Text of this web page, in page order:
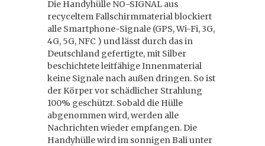
Die Handyhülle NO-SIGNAL aus
recyceltem Fallschirmmaterial blockiert
alle Smartphone-Signale (GPS, Wi-Fi, 3G,
4G, 5G, NFC ) und lässt durch das in
Deutschland gefertigte, mit Silber
beschichtete leitfähige Innenmaterial
keine Signale nach außen dringen. So ist
der Körper vor schädlicher Strahlung
100% geschützt. Sobald die Hülle
abgenommen wird, werden alle
Nachrichten wieder empfangen. Die
Handyhülle wird im sonnigen Bali unter